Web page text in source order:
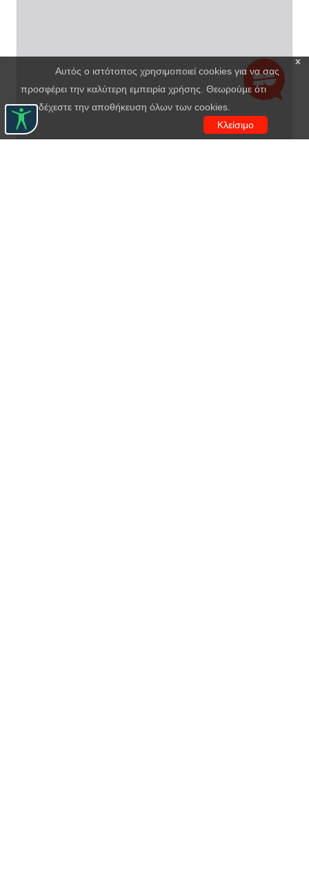
x
Αυτός ο ιστότοπος χρησιμοποιεί cookies για να σας
προσφέρει την καλύτερη εμπειρία χρήσης. Θεωρούμε ότι
αποδέχεστε την αποθήκευση όλων των cookies.
Κλείσιμο